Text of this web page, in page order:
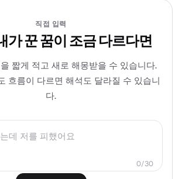
직접 입력
가 꾼 꿈이 조금 다르다면
짧게 적고 새로 해몽받을 수 있습니다.
흐름이 다르면 해석도 달라질 수 있습니
다.
0/30